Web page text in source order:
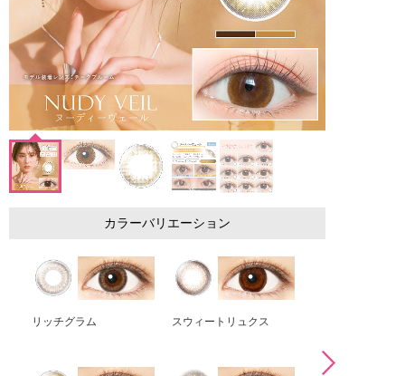
カラーバリエーション
リッチグラム スウィートリュクス